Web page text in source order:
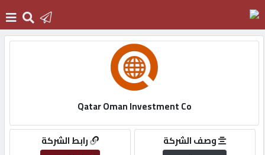
التسجيل
Qatar Oman Investment Co
رابط الشركة
وصف الشركة